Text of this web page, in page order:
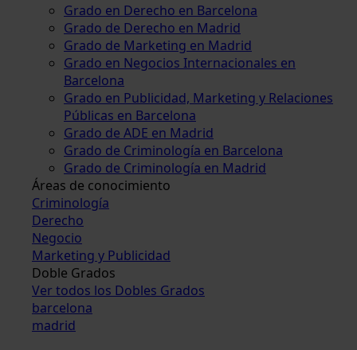
Grado en Derecho en Barcelona
Grado de Derecho en Madrid
Grado de Marketing en Madrid
Grado en Negocios Internacionales en
Barcelona
Grado en Publicidad, Marketing y Relaciones
Públicas en Barcelona
Grado de ADE en Madrid
Grado de Criminología en Barcelona
Grado de Criminología en Madrid
Áreas de conocimiento
Criminología
Derecho
Negocio
Marketing y Publicidad
Doble Grados
Ver todos los Dobles Grados
barcelona
madrid